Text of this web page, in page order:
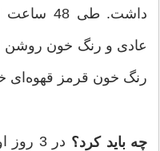
داشت. طی
عادی و رنگ خون روشن
رنگ خون قرمز قهوه‌ای
چه باید کرد؟ در 3